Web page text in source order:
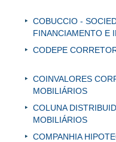
COBUCCIO -
FINANCIAMENTO E
CODEPE
COINVALORES
MOBILIÁRIOS
COLUNA
MOBILIÁRIOS
COMPANHIA